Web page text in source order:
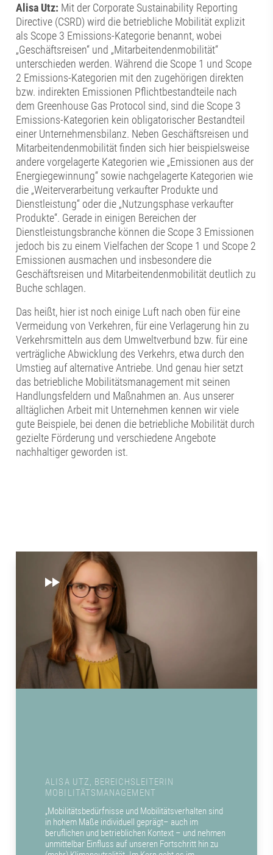
Alisa Utz: Mit der Corporate Sustainability Reporting
Directive (CSRD) wird die betriebliche Mobilität explizit
als Scope 3 Emissions-Kategorie benannt, wobei
„Geschäftsreisen“ und „Mitarbeitendenmobilität“
unterschieden werden. Während die Scope 1 und Scope
2 Emissions-Kategorien mit den zugehörigen direkten
bzw. indirekten Emissionen Pflichtbestandteile nach
dem Greenhouse Gas Protocol sind, sind die Scope 3
Emissions-Kategorien kein obligatorischer Bestandteil
einer Unternehmensbilanz. Neben Geschäftsreisen und
Mitarbeitendenmobilität finden sich hier beispielsweise
andere vorgelagerte Kategorien wie „Emissionen aus der
Energiegewinnung“ sowie nachgelagerte Kategorien wie
die „Weiterverarbeitung verkaufter Produkte und
Dienstleistung“ oder die „Nutzungsphase verkaufter
Produkte“. Gerade in einigen Bereichen der
Dienstleistungsbranche können die Scope 3 Emissionen
jedoch bis zu einem Vielfachen der Scope 1 und Scope 2
Emissionen ausmachen und insbesondere die
Geschäftsreisen und Mitarbeitendenmobilität deutlich zu
Buche schlagen.
Das heißt, hier ist noch einige Luft nach oben für eine
Vermeidung von Verkehren, für eine Verlagerung hin zu
Verkehrsmitteln aus dem Umweltverbund bzw. für eine
verträgliche Abwicklung des Verkehrs, etwa durch den
Umstieg auf alternative Antriebe. Und genau hier setzt
das betriebliche Mobilitätsmanagement mit seinen
Handlungsfeldern und Maßnahmen an. Aus unserer
alltäglichen Arbeit mit Unternehmen kennen wir viele
gute Beispiele, bei denen die betriebliche Mobilität durch
gezielte Förderung und verschiedene Angebote
nachhaltiger geworden ist.
ALISA UTZ, BEREICHSLEITERIN
MOBILITÄTSMANAGEMENT
„Mobilitätsbedürfnisse und Mobilitätsverhalten sind
in hohem Maße individuell geprägt– auch im
beruflichen und betrieblichen Kontext – und nehmen
unmittelbar Einfluss auf unseren Fortschritt hin zu